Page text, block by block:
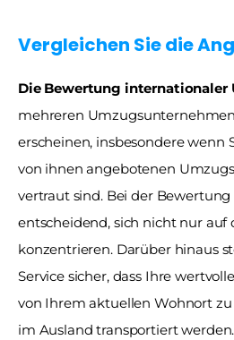
Vergleichen Sie die
Die Bewertung internationaler
mehreren
erscheinen, insbesondere wenn
von ihnen angebotenen
vertraut sind. Bei der
entscheidend, sich nicht nur auf
konzentrieren. Darüber hinaus
Service sicher, dass Ihre
von Ihrem aktuellen Wohnort
im Ausland transportiert werden.